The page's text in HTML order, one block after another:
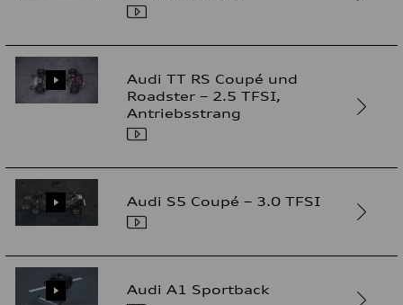
Audi TT RS Coupé und
Roadster – 2.5 TFSI,
Antriebsstrang
Audi S5 Coupé – 3.0 TFSI
Audi A1 Sportback